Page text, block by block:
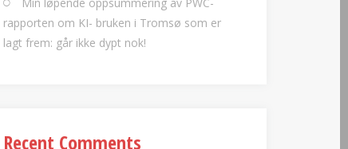
rapporten om KI- bruken i Tromsø som er
lagt frem: går ikke dypt nok!
Recent Comments